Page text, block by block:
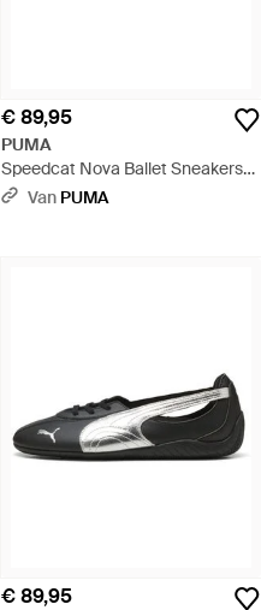
€ 89,95
PUMA
Speedcat Nova Ballet Sneakers
Voor Zwart/Brons, Maat 35,5 -
Van PUMA
€ 89,95